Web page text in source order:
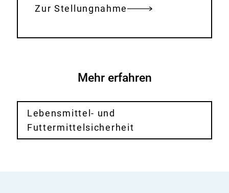
Zur Stellungnahme
Mehr erfahren
Lebensmittel- und
Futtermittelsicherheit